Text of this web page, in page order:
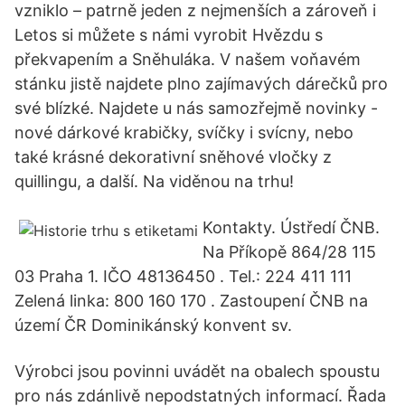
vzniklo – patrně jeden z nejmenších a zároveň i
Letos si můžete s námi vyrobit Hvězdu s
překvapením a Sněhuláka. V našem voňavém
stánku jistě najdete plno zajímavých dárečků pro
své blízké. Najdete u nás samozřejmě novinky -
nové dárkové krabičky, svíčky i svícny, nebo
také krásné dekorativní sněhové vločky z
quillingu, a další. Na viděnou na trhu!
Kontakty. Ústředí ČNB.
Na Příkopě 864/28 115
03 Praha 1. IČO 48136450 . Tel.: 224 411 111
Zelená linka: 800 160 170 . Zastoupení ČNB na
území ČR Dominikánský konvent sv.
Výrobci jsou povinni uvádět na obalech spoustu
pro nás zdánlivě nepodstatných informací. Řada